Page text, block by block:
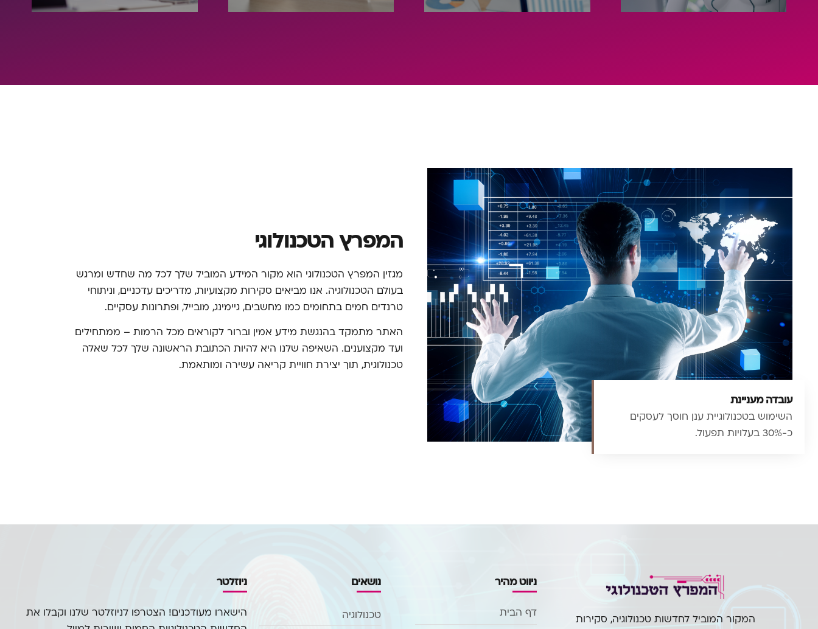
עובדה מעניינת
השימוש בטכנולוגיית ענן חוסך לעסקים
כ-30% בעלויות תפעול.
המפרץ הטכנולוגי
מגזין המפרץ הטכנולוגי הוא מקור המידע המוביל שלך לכל מה שחדש ומרגש
בעולם הטכנולוגיה. אנו מביאים סקירות מקצועיות, מדריכים עדכניים, וניתוחי
טרנדים חמים בתחומים כמו מחשבים, גיימינג, מובייל, ופתרונות עסקיים.
האתר מתמקד בהנגשת מידע אמין וברור לקוראים מכל הרמות – ממתחילים
ועד מקצוענים. השאיפה שלנו היא להיות הכתובת הראשונה שלך לכל שאלה
טכנולוגית, תוך יצירת חוויית קריאה עשירה ומותאמת.
המקור המוביל לחדשות טכנולוגיה, סקירות
ניווט מהיר
דף הבית
נושאים
טכנולוגיה
ניוזלטר
הישארו מעודכנים! הצטרפו לניוזלטר שלנו וקבלו את